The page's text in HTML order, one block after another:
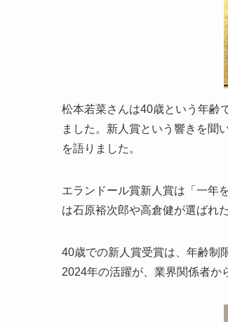
松本若菜さんは40歳という年齢
ました。新人賞という響きを聞
を語りました。
エランドール賞新人賞は「一年
は石原裕次郎や高倉健が選ばれ
40歳での新人賞受賞は、年齢制
2024年の活躍が、業界関係者か